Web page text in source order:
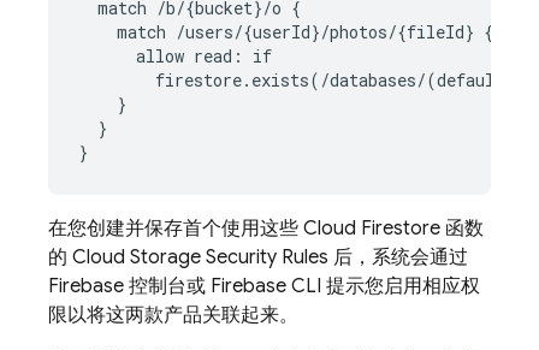
  match /b/{bucket}/o {
    match /users/{userId}/photos/{fileId} {
      allow read: if
firestore.exists(/databases/
    }
  }
}
在您创建并保存首个使用这些 Cloud Firestore 函数
的 Cloud Storage Security Rules 后，系统会通过
Firebase 控制台或 Firebase CLI 提示您启用相应权
限以将这两款产品关联起来。